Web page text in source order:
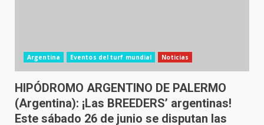
Argentina Eventos del turf mundial Noticias
HIPÓDROMO ARGENTINO DE PALERMO
(Argentina): ¡Las BREEDERS’ argentinas!
Este sábado 26 de junio se disputan las